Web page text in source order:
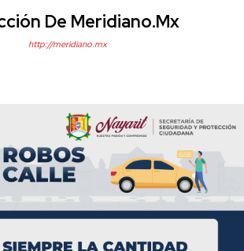
De Meridiano.mx
http://meridiano.mx